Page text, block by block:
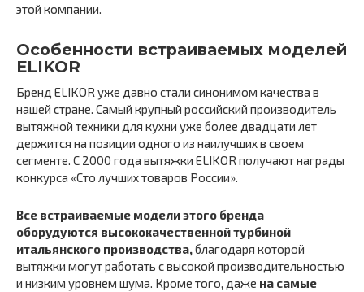
этой компании.
Особенности встраиваемых моделей
ELIKOR
Бренд ELIKOR уже давно стали синонимом качества в
нашей стране. Самый крупный российский производитель
вытяжной техники для кухни уже более двадцати лет
держится на позиции одного из наилучших в своем
сегменте. С 2000 года вытяжки ELIKOR получают награды
конкурса «Сто лучших товаров России».
Все встраиваемые модели этого бренда
оборудуются высококачественной турбиной
итальянского производства,благодаря которой
вытяжки могут работать с высокой производительностью
и низким уровнем шума. Кроме того, даже на самые